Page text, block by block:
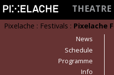
Pixelache : Festivals : Pixelache
News
Schedule
Programme
Info